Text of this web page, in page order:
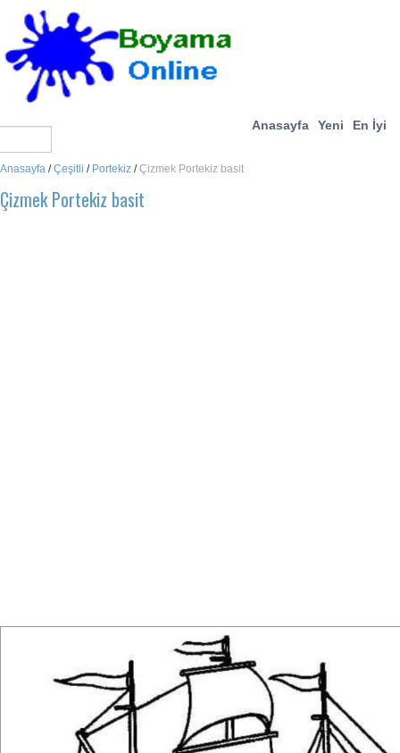
Anasayfa Yeni En İyi
Anasayfa /Çeşitli / Portekiz /Çizmek Portekiz basit
Çizmek Portekiz basit